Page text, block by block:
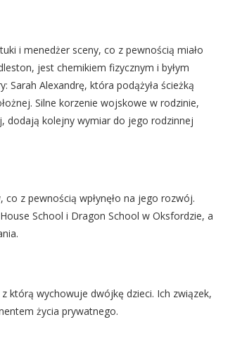
i menedżer sceny, co z pewnością miało
jest chemikiem fizycznym i byłym
Alexandrę, która podążyła ścieżką
Silne korzenie wojskowe w rodzinie,
dodają kolejny wymiar do jego rodzinnej
z pewnością wpłynęło na jego rozwój.
School i Dragon School w Oksfordzie, a
którą wychowuje dwójkę dzieci. Ich związek,
życia prywatnego.